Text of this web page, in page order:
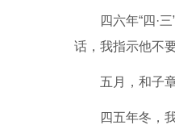
四六年“四·
话，我指示他不
五月，和子
四五年冬，